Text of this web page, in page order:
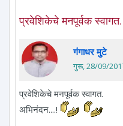
प्रवेशिकेचे मनपूर्वक स्वागत.
गंगाधर मुटे
गुरू, 28/09/
प्रवेशिकेचे मनपूर्वक स्वागत.
अभिनंदन....!